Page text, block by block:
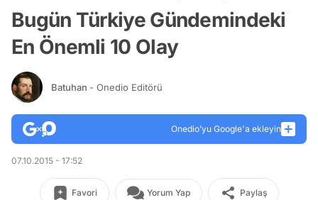
Bugün Türkiye Gündemindeki
En Önemli 10 Olay
Batuhan - Onedio Editörü
Onedio’yu Google'a ekleyin
07.10.2015 - 17:52
Favori Yorum Yap Paylaş